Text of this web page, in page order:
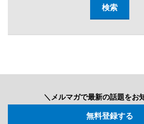
＼メルマガで最新の話題をお